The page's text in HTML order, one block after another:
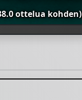
ottelua kohden)